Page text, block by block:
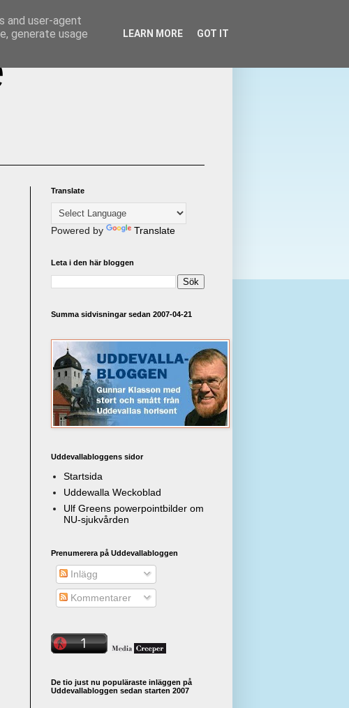
Translate
Powered by Translate
Leta i den här bloggen
Summa sidvisningar sedan 2007-04-21
Uddevallabloggens sidor
Startsida
Uddewalla Weckoblad
Ulf Greens powerpointbilder om
NU-sjukvården
Prenumerera på Uddevallabloggen
Inlägg
Kommentarer
De tio just nu populäraste inläggen på
Uddevallabloggen sedan starten 2007
and user-agent
generate usage
LEARN MORE GOT IT